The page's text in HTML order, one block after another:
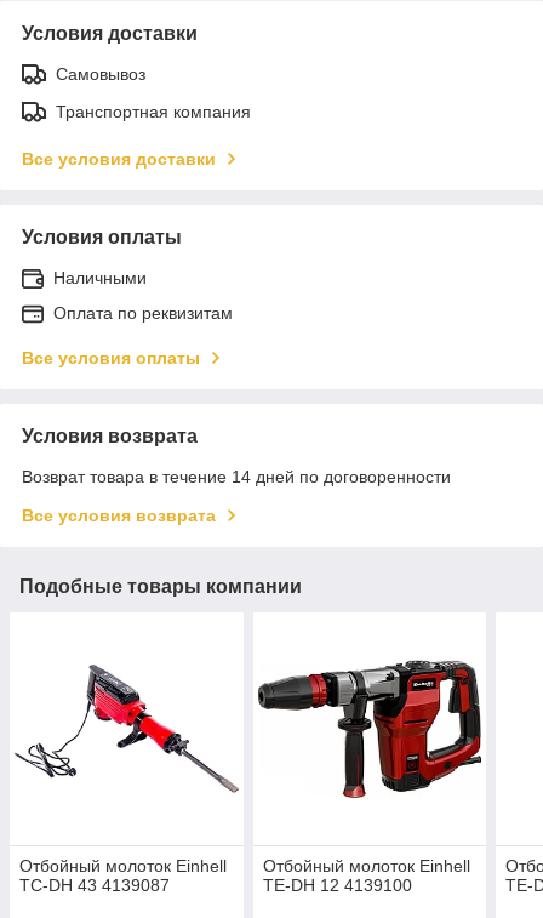
Условия доставки
Самовывоз
Транспортная компания
Все условия доставки
Условия оплаты
Наличными
Оплата по реквизитам
Все условия оплаты
Условия возврата
Возврат товара в течение 14 дней по договоренности
Все условия возврата
Подобные товары компании
Отбойный молоток Einhell
TC-DH 43 4139087
Отбойный молоток Einhell
TE-DH 12 4139100
TE-